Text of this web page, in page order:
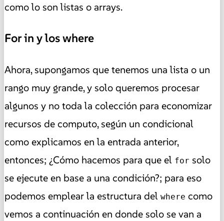
como lo son listas o arrays.
For in y los where
Ahora, supongamos que tenemos una lista o un
rango muy grande, y solo queremos procesar
algunos y no toda la colección para economizar
recursos de computo, según un condicional
como explicamos en la entrada anterior,
entonces; ¿Cómo hacemos para que el for solo
se ejecute en base a una condición?; para eso
podemos emplear la estructura del where como
vemos a continuación en donde solo se van a